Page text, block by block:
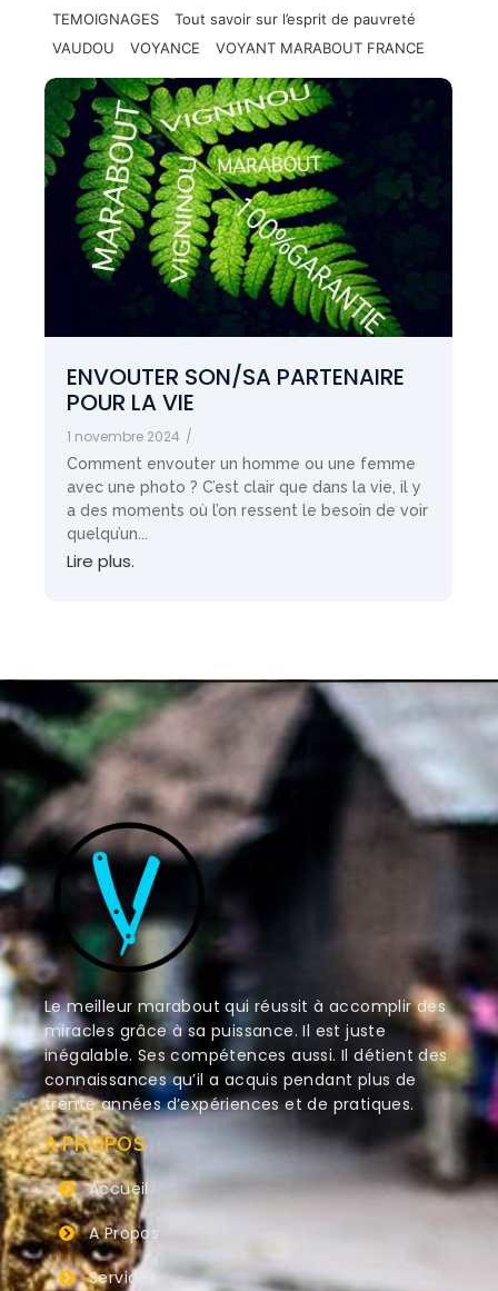
TEMOIGNAGES
Tout savoir sur l’esprit de pauvreté
VAUDOU
VOYANCE VOYANT MARABOUT FRANCE
ENVOUTER SON/SA PARTENAIRE
POUR LA VIE
1 novembre 2024 /
Comment envouter un homme ou une femme
avec une photo ? C’est clair que dans la vie, il y
a des moments où l’on ressent le besoin de voir
quelqu’un...
Lire plus.
Le meilleur marabout qui réussit à accomplir des
miracles grâce à sa puissance. Il est juste
inégalable. Ses compétences aussi. Il détient des
connaissances qu’il a acquis pendant plus de
trente années d’expériences et de pratiques.
A PROPOS
Accueil
A Propos
Services